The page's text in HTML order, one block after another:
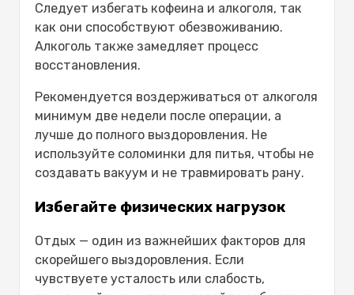
Следует избегать кофеина и алкоголя, так
как они способствуют обезвоживанию.
Алкоголь также замедляет процесс
восстановления.
Рекомендуется воздерживаться от алкоголя
минимум две недели после операции, а
лучше до полного выздоровления. Не
используйте соломинки для питья, чтобы не
создавать вакуум и не травмировать рану.
Избегайте физических нагрузок
Отдых — один из важнейших факторов для
скорейшего выздоровления. Если
чувствуете усталость или слабость,